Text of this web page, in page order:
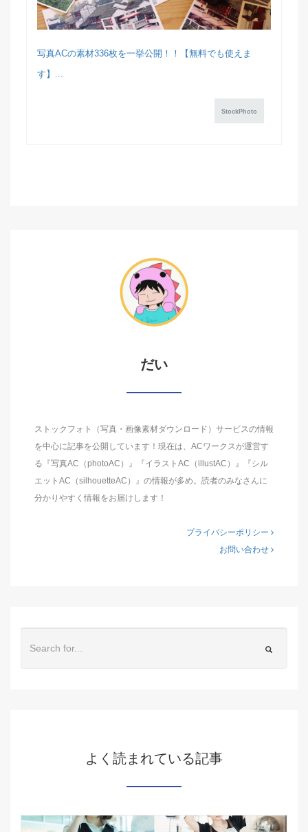
写真ACの素材336枚を一挙公開！！【無料でも使えま
す】...
StockPhoto
だい
ストックフォト（写真・画像素材ダウンロード）サービスの情報
を中心に記事を公開しています！現在は、ACワークスが運営す
る『写真AC（photoAC）』『イラストAC（illustAC）』『シル
エットAC（silhouetteAC）』の情報が多め。読者のみなさんに
分かりやすく情報をお届けします！
プライバシーポリシー
お問い合わせ
よく読まれている記事